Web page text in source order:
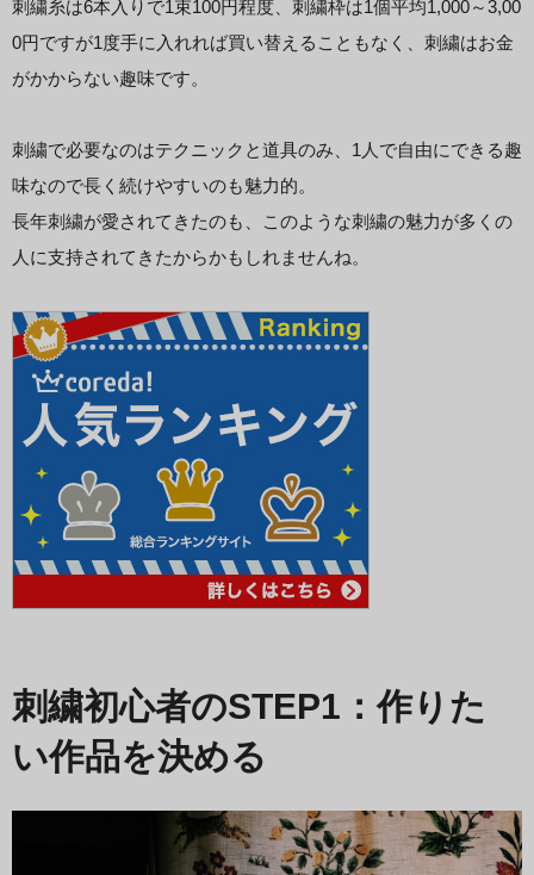
刺繍糸は6本入りで1束100円程度、刺繍枠は1個平均1,000～3,00
0円ですが1度手に入れれば買い替えることもなく、刺繍はお金
がかからない趣味です。
刺繍で必要なのはテクニックと道具のみ、1人で自由にできる趣
味なので長く続けやすいのも魅力的。
長年刺繍が愛されてきたのも、このような刺繍の魅力が多くの
人に支持されてきたからかもしれませんね。
刺繍初心者のSTEP1：作りた
い作品を決める